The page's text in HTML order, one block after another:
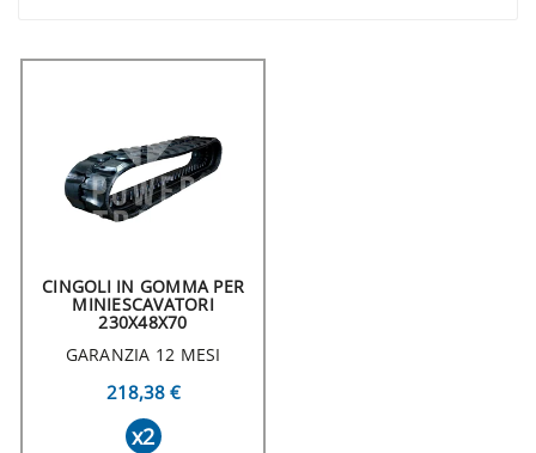
CINGOLI IN GOMMA PER
MINIESCAVATORI
230X48X70
GARANZIA 12 MESI
218,38 €
x2